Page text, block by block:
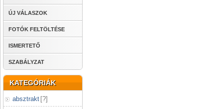
ÚJ VÁLASZOK
FOTÓK FELTÖLTÉSE
ISMERTETŐ
SZABÁLYZAT
KATEGÓRIÁK
absztrakt [?]